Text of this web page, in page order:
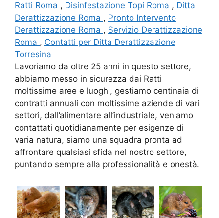
Ratti Roma , Disinfestazione Topi Roma , Ditta
Derattizzazione Roma , Pronto Intervento
Derattizzazione Roma , Servizio Derattizzazione
Roma , Contatti per Ditta Derattizzazione
Torresina
Lavoriamo da oltre 25 anni in questo settore,
abbiamo messo in sicurezza dai Ratti
moltissime aree e luoghi, gestiamo centinaia di
contratti annuali con moltissime aziende di vari
settori, dall’alimentare all’industriale, veniamo
contattati quotidianamente per esigenze di
varia natura, siamo una squadra pronta ad
affrontare qualsiasi sfida nel nostro settore,
puntando sempre alla professionalità e onestà.